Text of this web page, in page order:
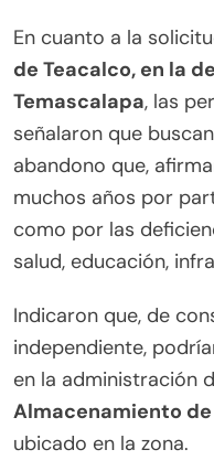
En cuanto a la
de Teacalco, en la
Temascalapa, las
señalaron que
abandono que,
muchos años por
como por las
salud, educación,
Indicaron que, de
independiente,
en la administración
Almacenamiento
ubicado en la zona.